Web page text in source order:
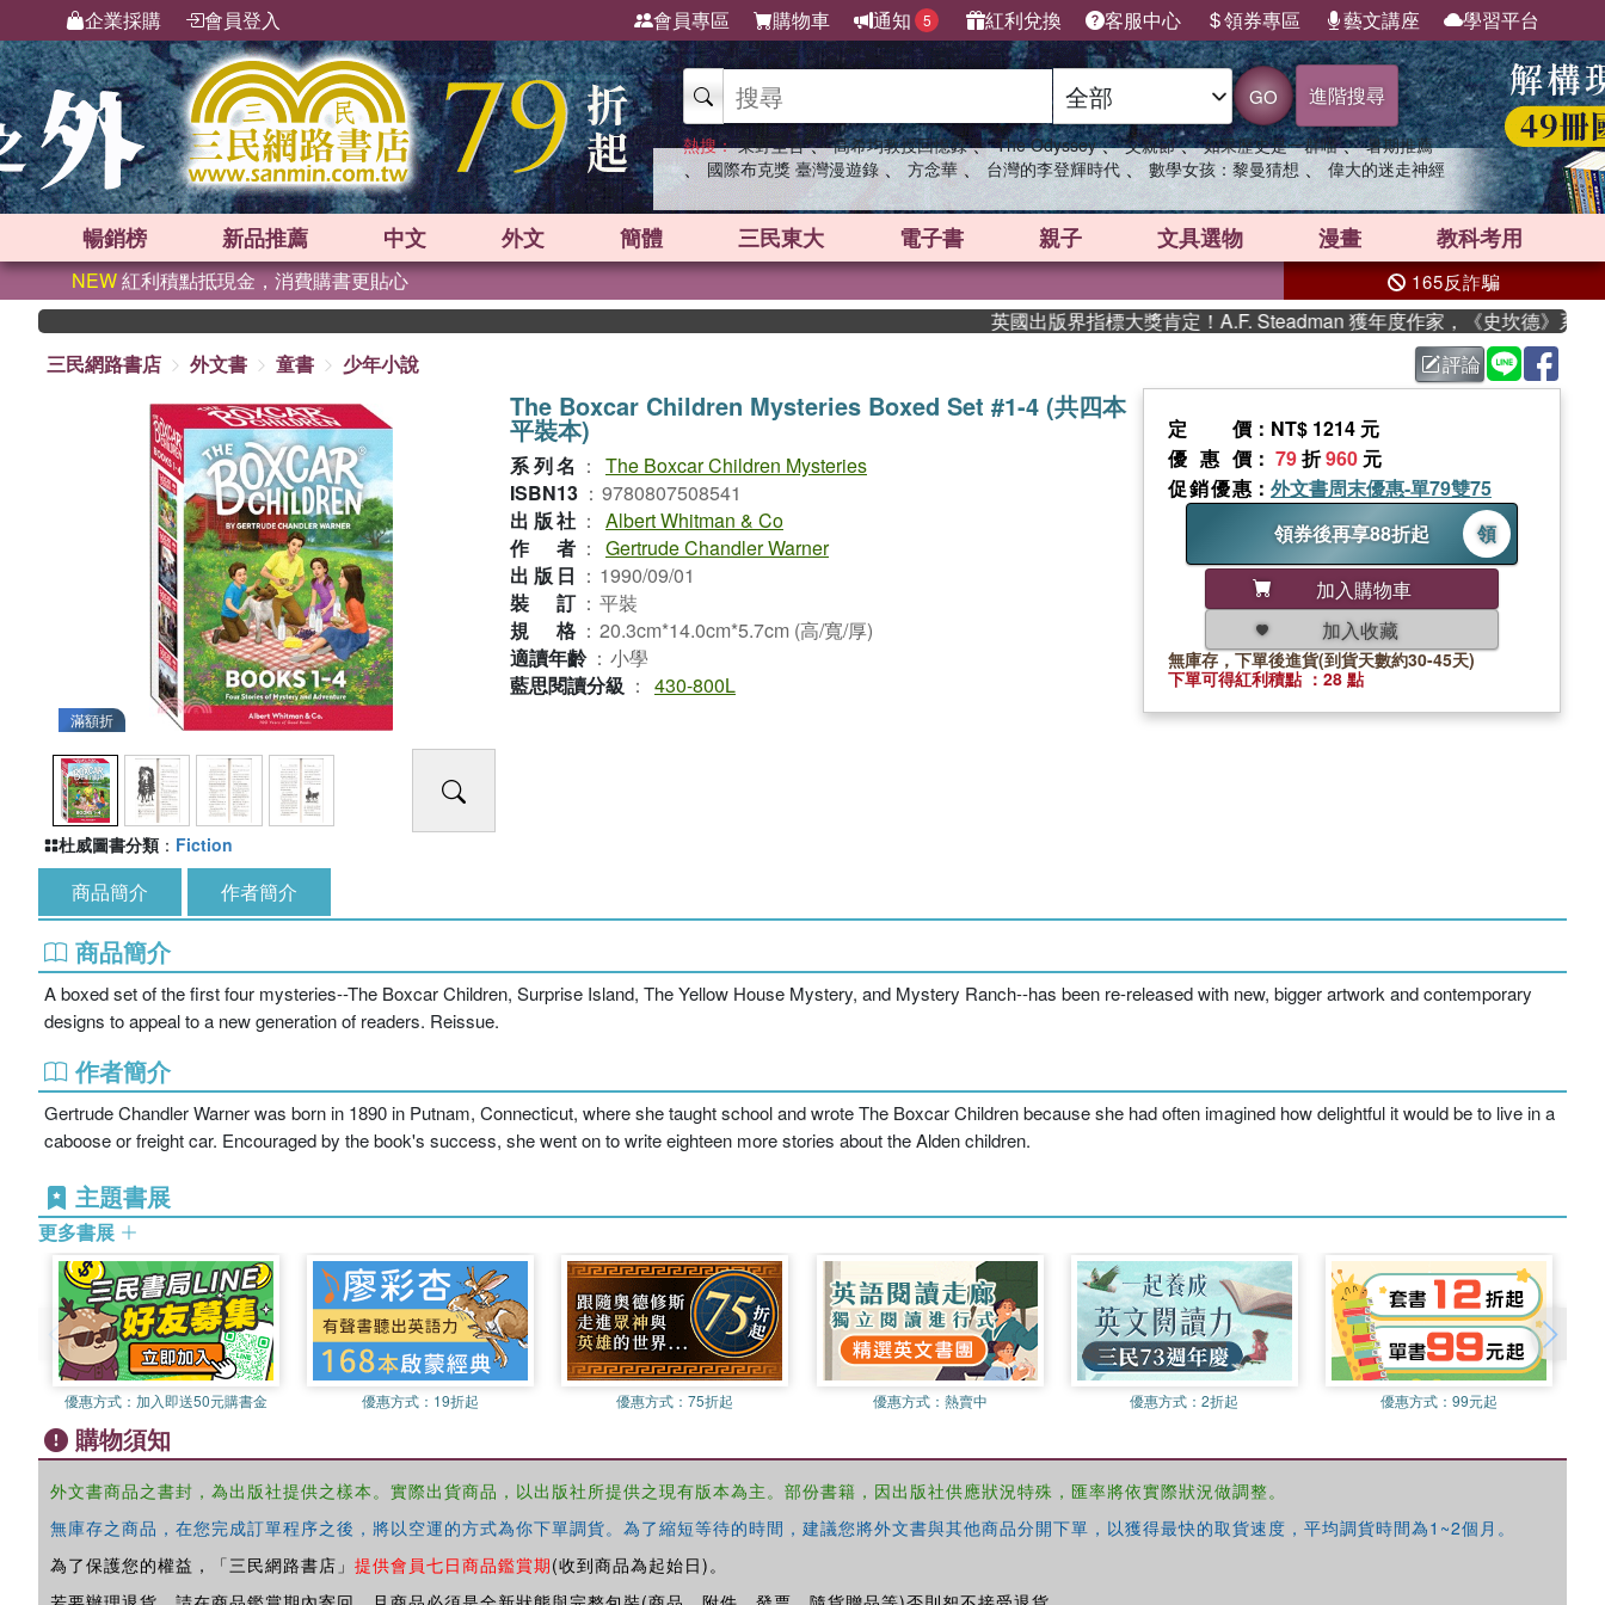
企業採購 會員登入 會員專區 購物車 通知 5 紅利兌換 客服中心 領券專區 藝文講座 學習平台
GO 進階搜尋
熱搜： 東野圭吾 、 高希均教授回憶錄 、 The Odyssey 、 父親節 、 如果歷史是一群喵 、 暑期推薦
、 國際布克獎 臺灣漫遊錄 、 方念華 、 台灣的李登輝時代 、 數學女孩：黎曼猜想 、 偉大的迷走神經
暢銷榜 新品推薦 中文 外文 簡體 三民東大 電子書 親子 文具選物 漫畫 教科考用
NEW紅利積點抵現金，消費購書更貼心 165反詐騙
英國出版界指標大獎肯定！A.F. Steadman 獲年度作家，《史坎德》系列帶你
三民網路書店
外文書 童書 少年小說 評論
滿額折
The Boxcar Children Mysteries Boxed Set #1-4 (共四本
平裝本)
系列名 ： The Boxcar Children Mysteries
ISBN13 ： 9780807508541
出版社 ： Albert Whitman & Co
作者 ： Gertrude Chandler Warner
出版日 ： 1990/09/01
裝訂 ： 平裝
規格 ： 20.3cm*14.0cm*5.7cm (高/寬/厚)
適讀年齡 ： 小學
藍思閱讀分級 ： 430-800L
定價 ：NT$ 1214 元
優惠價 ： 79折960 元
促銷優惠 ： 外文書周末優惠-單79雙75
領券後再享88折起
領
加入購物車
加入收藏
無庫存，下單後進貨(到貨天數約30-45天)
下單可得紅利積點 ：28 點
杜威圖書分類 ： Fiction
商品簡介 作者簡介
商品簡介
A boxed set of the first four mysteries--The Boxcar Children, Surprise Island, The Yellow House Mystery, and Mystery Ranch--has been re-released with new, bigger artwork and contemporary
designs to appeal to a new generation of readers. Reissue.
作者簡介
Gertrude Chandler Warner was born in 1890 in Putnam, Connecticut, where she taught school and wrote The Boxcar Children because she had often imagined how delightful it would be to live in a
caboose or freight car. Encouraged by the book's success, she went on to write eighteen more stories about the Alden children.
主題書展
更多書展
優惠方式： 加入即送50元購書金 優惠方式： 19折起 優惠方式：75折起 優惠方式： 熱賣中 優惠方式：2折起 優惠方式：99元起
購物須知
外文書商品之書封，為出版社提供之樣本。實際出貨商品，以出版社所提供之現有版本為主。部份書籍，因出版社供應狀況特殊，匯率將依實際狀況做調整。
無庫存之商品，在您完成訂單程序之後，將以空運的方式為你下單調貨。為了縮短等待的時間，建議您將外文書與其他商品分開下單，以獲得最快的取貨速度，平均調貨時間為1~2個月。
為了保護您的權益，「三民網路書店」 提供會員七日商品鑑賞期(收到商品為起始日)。